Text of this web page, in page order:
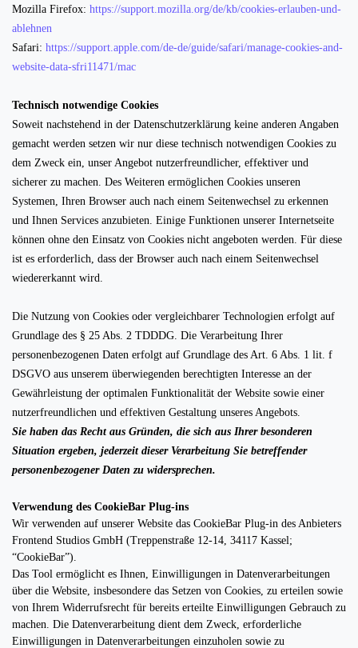
Mozilla Firefox: https://support.mozilla.org/de/kb/cookies-erlauben-und-
ablehnen
Safari: https://support.apple.com/de-de/guide/safari/manage-cookies-and-
website-data-sfri11471/mac
Technisch notwendige Cookies
Soweit nachstehend in der Datenschutzerklärung keine anderen Angaben
gemacht werden setzen wir nur diese technisch notwendigen Cookies zu
dem Zweck ein, unser Angebot nutzerfreundlicher, effektiver und
sicherer zu machen. Des Weiteren ermöglichen Cookies unseren
Systemen, Ihren Browser auch nach einem Seitenwechsel zu erkennen
und Ihnen Services anzubieten. Einige Funktionen unserer Internetseite
können ohne den Einsatz von Cookies nicht angeboten werden. Für diese
ist es erforderlich, dass der Browser auch nach einem Seitenwechsel
wiedererkannt wird.
Die Nutzung von Cookies oder vergleichbarer Technologien erfolgt auf
Grundlage des § 25 Abs. 2 TDDDG. Die Verarbeitung Ihrer
personenbezogenen Daten erfolgt auf Grundlage des Art. 6 Abs. 1 lit. f
DSGVO aus unserem überwiegenden berechtigten Interesse an der
Gewährleistung der optimalen Funktionalität der Website sowie einer
nutzerfreundlichen und effektiven Gestaltung unseres Angebots.
Sie haben das Recht aus Gründen, die sich aus Ihrer besonderen
Situation ergeben, jederzeit dieser Verarbeitung Sie betreffender
personenbezogener Daten zu widersprechen.
Verwendung des CookieBar Plug-ins
Wir verwenden auf unserer Website das CookieBar Plug-in des Anbieters
Frontend Studios GmbH (Treppenstraße 12-14, 34117 Kassel;
“CookieBar”).
Das Tool ermöglicht es Ihnen, Einwilligungen in Datenverarbeitungen
über die Website, insbesondere das Setzen von Cookies, zu erteilen sowie
von Ihrem Widerrufsrecht für bereits erteilte Einwilligungen Gebrauch zu
machen. Die Datenverarbeitung dient dem Zweck, erforderliche
Einwilligungen in Datenverarbeitungen einzuholen sowie zu